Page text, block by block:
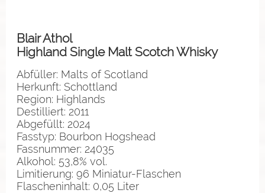
Blair Athol
Highland Single Malt Scotch Whisky
Abfüller: Malts of Scotland
Herkunft: Schottland
Region: Highlands
Destilliert: 2011
Abgefüllt: 2024
Fasstyp: Bourbon Hogshead
Fassnummer: 24035
Alkohol: 53,8% vol.
Limitierung: 96 Miniatur-Flaschen
Flascheninhalt: 0,05 Liter